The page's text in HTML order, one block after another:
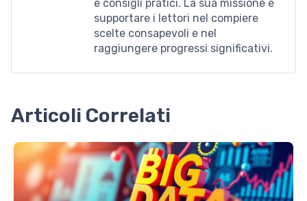
e consigli pratici. La sua missione è
supportare i lettori nel compiere
scelte consapevoli e nel
raggiungere progressi significativi.
Articoli Correlati